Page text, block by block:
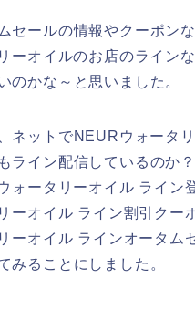
セールの情報やクーポン
ーオイルのお店のライン
のかな～と思いました。
ネットでNEURウォータ
ライン配信しているのか
ォータリーオイル ライン
ーオイル ライン割引クー
ーオイル ラインオータム
みることにしました。